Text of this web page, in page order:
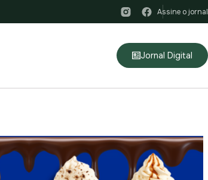
Assine o jornal
Jornal Digital